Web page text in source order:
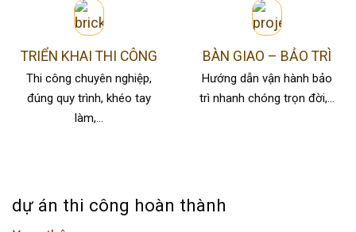
TRIỂN KHAI THI CÔNG
Thi công chuyên nghiệp,
đúng quy trình, khéo tay
làm,…
BÀN GIAO – BẢO TRÌ
Hướng dẫn vận hành bảo
trì nhanh chóng trọn đời,…
dự án thi công hoàn thành